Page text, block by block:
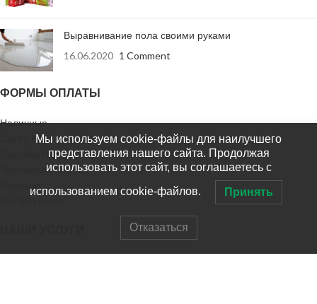
Выравнивание пола своими руками
16.06.2020 1 Comment
ФОРМЫ ОПЛАТЫ
Наличные
Счет с НДС
Счет без НДС
Терминал оплаты
Мы используем cookie-файлы для наилучшего
представления нашего сайта. Продолжая
использовать этот сайт, вы соглашаетесь с
использованием cookie-файлов. Принять
Отказаться